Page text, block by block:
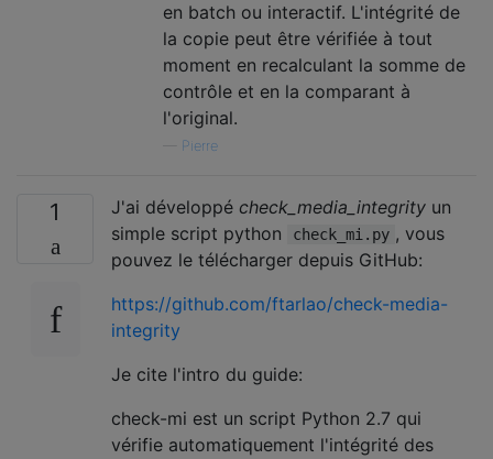
en batch ou interactif. L'intégrité de
la copie peut être vérifiée à tout
moment en recalculant la somme de
contrôle et en la comparant à
l'original.
Pierre
1 J'ai développé check_media_integrity un
simple script python
check_mi.py , vous
pouvez le télécharger depuis GitHub:
https://github.com/ftarlao/check-media-
integrity
Je cite l'intro du guide:
check-mi est un script Python 2.7 qui
vérifie automatiquement l'intégrité des